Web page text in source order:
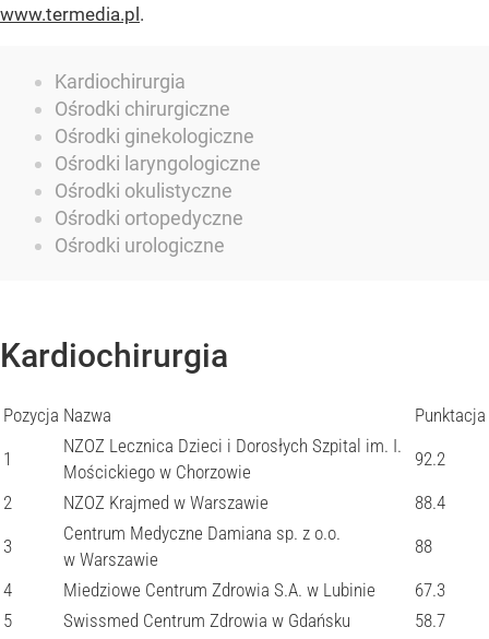
www.termedia.pl .
Kardiochirurgia
Ośrodki chirurgiczne
Ośrodki ginekologiczne
Ośrodki laryngologiczne
Ośrodki okulistyczne
Ośrodki ortopedyczne
Ośrodki urologiczne
Kardiochirurgia
Pozycja Nazwa
Punktacja
1
NZOZ Lecznica Dzieci i Dorosłych Szpital im. I.
Mościckiego w Chorzowie
92.2
2
NZOZ Krajmed w Warszawie
88.4
3
Centrum Medyczne Damiana sp. z o.o.
w Warszawie
88
4
Miedziowe Centrum Zdrowia S.A. w Lubinie
67.3
5
Swissmed Centrum Zdrowia w Gdańsku
58.7